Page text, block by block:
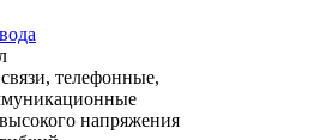
телефонные,
напряжения